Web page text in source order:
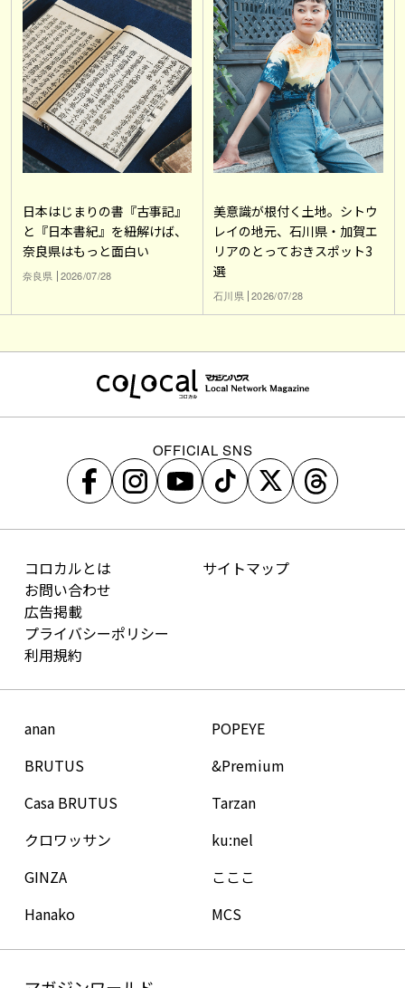
日本はじまりの書『古事記』
と『日本書紀』を紐解けば、
奈良県はもっと面白い
奈良県 2026/07/28
美意識が根付く土地。シトウ
レイの地元、石川県・加賀エ
リアのとっておきスポット3
選
石川県 2026/07/28
OFFICIAL SNS
コロカルとは
お問い合わせ
広告掲載
プライバシーポリシー
利用規約
サイトマップ
anan
BRUTUS
Casa BRUTUS
クロワッサン
GINZA
Hanako
POPEYE
&Premium
Tarzan
ku:nel
こここ
MCS